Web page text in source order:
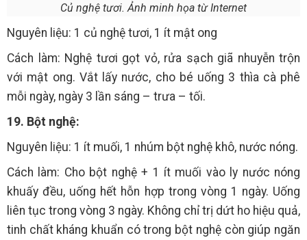
Củ nghệ tươi. Ảnh minh họa từ Internet
Nguyên liệu: 1 củ nghệ tươi, 1 ít mật ong
Cách làm: Nghệ tươi gọt vỏ, rửa sạch giã nhuyễn trộn
với mật ong. Vắt lấy nước, cho bé uống 3 thìa cà phê
mỗi ngày, ngày 3 lần sáng – trưa – tối.
19. Bột nghệ:
Nguyên liệu: 1 ít muối, 1 nhúm bột nghệ khô, nước nóng.
Cách làm: Cho bột nghệ + 1 ít muối vào ly nước nóng
khuấy đều, uống hết hỗn hợp trong vòng 1 ngày. Uống
liên tục trong vòng 3 ngày. Không chỉ trị dứt ho hiệu quả,
tinh chất kháng khuẩn có trong bột nghệ còn giúp ngăn